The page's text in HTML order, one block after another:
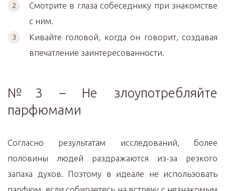
Смотрите в глаза собеседнику при знакомстве
с ним.
Кивайте головой, когда он говорит, создавая
впечатление заинтересованности.
№3 – Не злоупотребляйте
парфюмами
Согласно результатам исследований, более
половины людей раздражаются из-за резкого
запаха духов. Поэтому в идеале не использовать